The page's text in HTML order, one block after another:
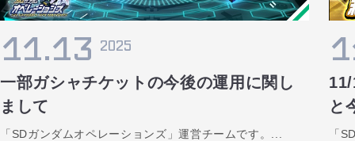
11.13 2025
一部ガシャチケットの今後の運用に関し
まして
「SDガンダムオペレーションズ」運営チームです。...
と
「